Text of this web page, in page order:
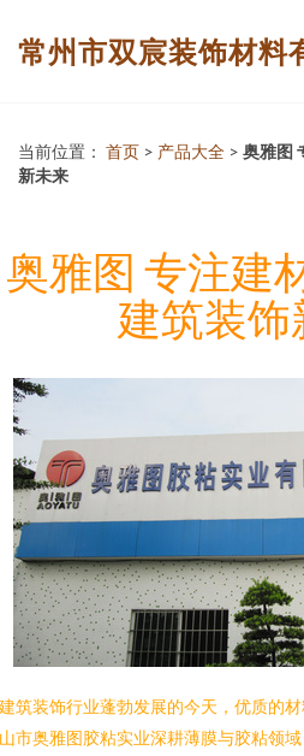
常州市双宸装饰材料
当前位置： 首页 > 产品大全 > 奥雅图
新未来
奥雅图 专注建
建筑装饰
筑装饰行业蓬勃发展的今天，优质的
市奥雅图胶粘实业深耕薄膜与胶粘领